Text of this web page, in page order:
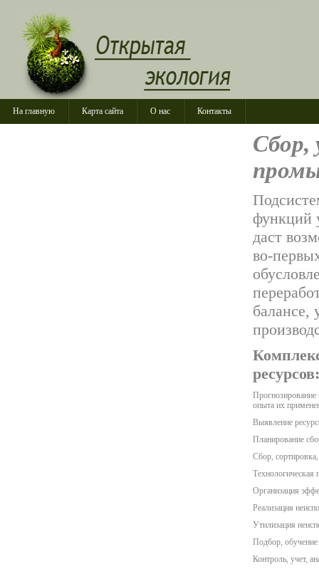
На главную Карта сайта О нас Контакты
Сбор,
функций
даст
во-
балансе,
ресурсов:
Прогнозирование
опыта их
Выявление
Планирование
Сбор,
Технологическая
Организация
Реализация
Утилизация
Подбор, обучение
Контроль, учет,